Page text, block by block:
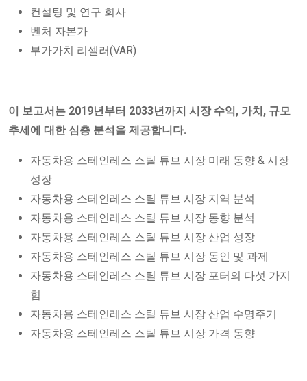
컨설팅 및 연구 회사
벤처 자본가
부가가치 리셀러(VAR)
이 보고서는 2019년부터 2033년까지 시장 수익, 가치, 규모
추세에 대한 심층 분석을 제공합니다.
자동차용 스테인레스 스틸 튜브 시장 미래 동향 & 시장
성장
자동차용 스테인레스 스틸 튜브 시장 지역 분석
자동차용 스테인레스 스틸 튜브 시장 동향 분석
자동차용 스테인레스 스틸 튜브 시장 산업 성장
자동차용 스테인레스 스틸 튜브 시장 동인 및 과제
자동차용 스테인레스 스틸 튜브 시장 포터의 다섯 가지
힘
자동차용 스테인레스 스틸 튜브 시장 산업 수명주기
자동차용 스테인레스 스틸 튜브 시장 가격 동향